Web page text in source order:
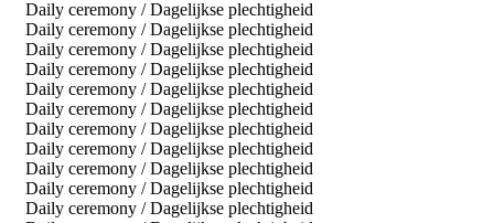
Daily ceremony / Dagelijkse plechtigheid
Daily ceremony / Dagelijkse plechtigheid
Daily ceremony / Dagelijkse plechtigheid
Daily ceremony / Dagelijkse plechtigheid
Daily ceremony / Dagelijkse plechtigheid
Daily ceremony / Dagelijkse plechtigheid
Daily ceremony / Dagelijkse plechtigheid
Daily ceremony / Dagelijkse plechtigheid
Daily ceremony / Dagelijkse plechtigheid
Daily ceremony / Dagelijkse plechtigheid
Daily ceremony / Dagelijkse plechtigheid